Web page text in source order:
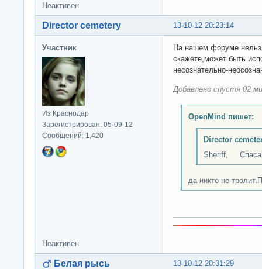
Неактивен
13-10-12 20:23:14
Director cemetery
Участник
Из Краснодар
Зарегистрирован: 05-09-12
Сообщений: 1,420
На нашем форуме
скажете,может быть
несознательно-
Добавлено спустя 02
OpenMind пишет:
Director
Sheriff,
да никто не
Неактивен
13-10-12 20:31:29
Белая рысь